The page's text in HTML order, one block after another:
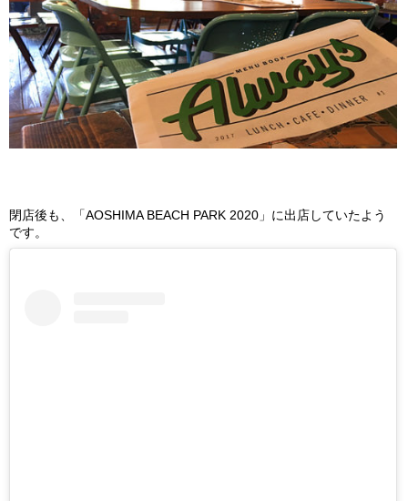
閉店後も、「AOSHIMA BEACH PARK 2020」に出店していたよう
です。